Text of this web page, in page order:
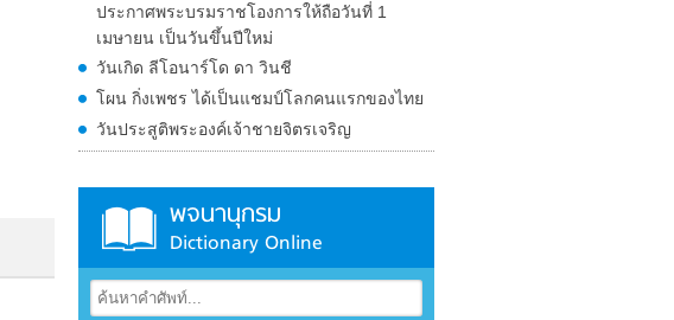
ประกาศพระบรมราชโองการให้ถือวันที่ 1
เมษายน เป็นวันขึ้นปีใหม่
วันเกิด ลีโอนาร์โด ดา วินชี
โผน กิ่งเพชร ได้เป็นแชมป์โลกคนแรกของไทย
วันประสูติพระองค์เจ้าชายจิตรเจริญ
พจนานุกรม
Dictionary Online